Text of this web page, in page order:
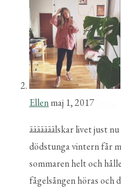
Ellenmaj 1, 2017
ääääääälskar livet just
dödstunga vintern får
sommaren helt och
fågelsången höras och